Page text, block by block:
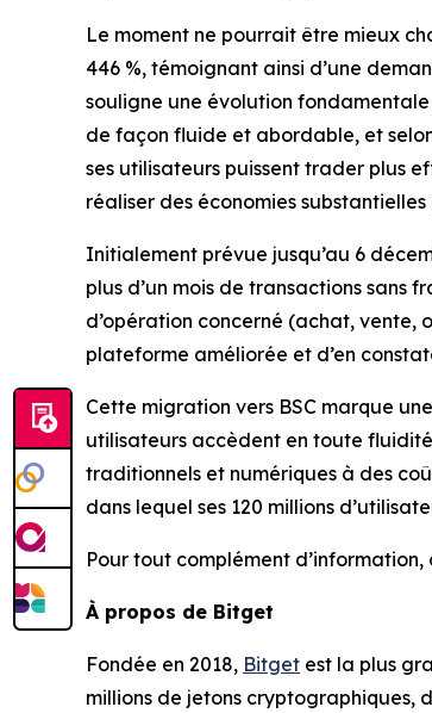
Le moment ne pourrait être mieux
446 %, témoignant ainsi d’une
souligne une évolution
de façon fluide et abordable, et
ses utilisateurs puissent trader plus
réaliser des économies
Initialement prévue jusqu’au 6
plus d’un mois de transactions sans
d’opération concerné (achat, vente,
plateforme améliorée et d’en
Cette migration vers BSC marque
utilisateurs accèdent en toute
traditionnels et numériques à des
dans lequel ses 120 millions
Pour tout complément d’information,
À propos de Bitget
Fondée en 2018, Bitget est la plus
millions de jetons cryptographiques,